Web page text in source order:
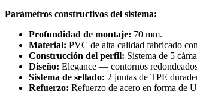
Parámetros constructivos del sistema:
Profundidad de montaje: 70 mm.
Material: PVC de alta calidad fabricado
Construcción del perfil: Sistema de 5
Diseño: Elegance — contornos
Sistema de sellado: 2 juntas de TPE
Refuerzo: Refuerzo de acero en forma de